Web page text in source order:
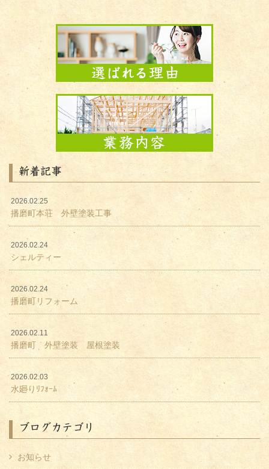
新着記事
2026.02.25
播磨町本荘 外壁塗装工事
2026.02.24
シェルティー
2026.02.24
播磨町リフォーム
2026.02.11
播磨町 外壁塗装 屋根塗装
2026.02.03
水廻りﾘﾌｫｰﾑ
ブログカテゴリ
お知らせ